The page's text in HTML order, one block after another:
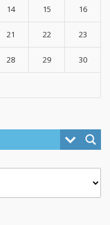
14 15 16
21 22 23
28 29 30